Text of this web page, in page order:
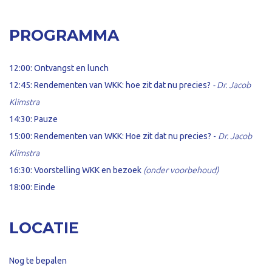
PROGRAMMA
12:00: Ontvangst en lunch
12:45: Rendementen van WKK: hoe zit dat nu precies? - Dr. Jacob
Klimstra
14:30: Pauze
15:00: Rendementen van WKK: Hoe zit dat nu precies? - Dr. Jacob
Klimstra
16:30: Voorstelling WKK en bezoek (onder voorbehoud)
18:00: Einde
LOCATIE
Nog te bepalen